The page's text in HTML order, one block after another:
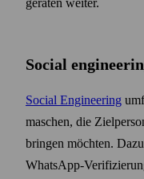
geräten weiter.
Social
Social Engineering
maschen, die
bringen möchten.
WhatsApp-